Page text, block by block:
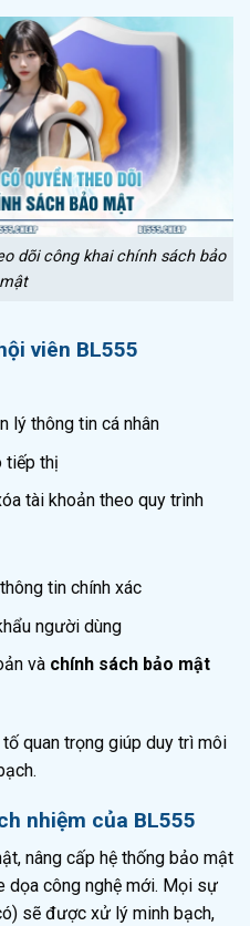
dõi công khai chính sách bảo
mật
viên BL555
lý thông tin cá nhân
tiếp thị
tài khoản theo quy trình
tin chính xác
người dùng
và chính sách bảo mật
quan trọng giúp duy trì môi
nhiệm của BL555
nâng cấp hệ thống bảo mật
dọa công nghệ mới. Mọi sự
sẽ được xử lý minh bạch,